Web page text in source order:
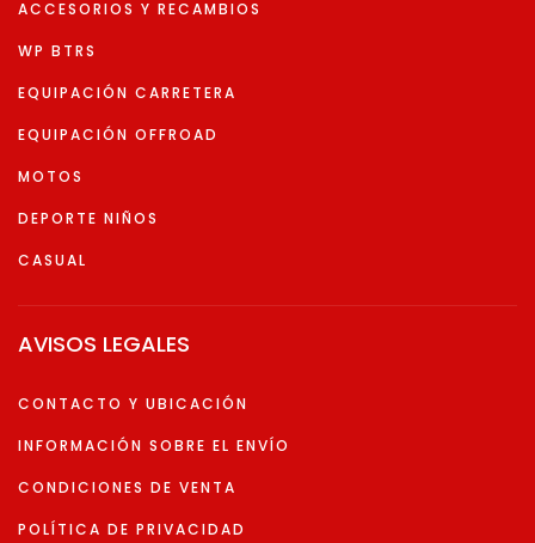
ACCESORIOS Y RECAMBIOS
WP BTRS
EQUIPACIÓN CARRETERA
EQUIPACIÓN OFFROAD
MOTOS
DEPORTE NIÑOS
CASUAL
AVISOS LEGALES
CONTACTO Y UBICACIÓN
INFORMACIÓN SOBRE EL ENVÍO
CONDICIONES DE VENTA
POLÍTICA DE PRIVACIDAD